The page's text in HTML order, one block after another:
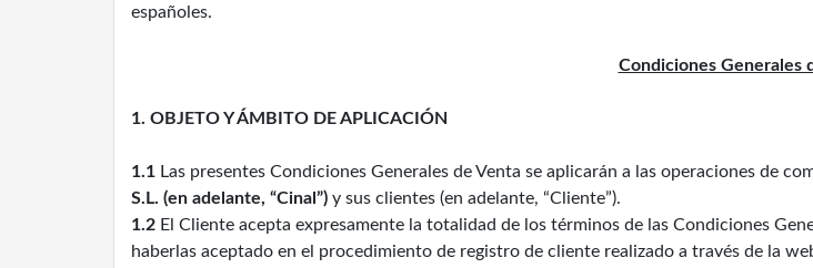
españoles.
Condiciones Generales
1. OBJETO Y ÁMBITO DE APLICACIÓN
1.1 Las presentes Condiciones Generales de Venta se aplicarán a las operaciones de
S.L. (en adelante, “Cinal”) y sus clientes (en adelante, “Cliente”).
1.2 El Cliente acepta expresamente la totalidad de los términos de las Condiciones
haberlas aceptado en el procedimiento de registro de cliente realizado a través de la